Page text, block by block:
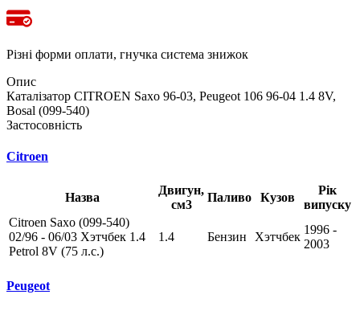
Різні форми оплати, гнучка система знижок
Опис
Каталізатор CITROEN Saxo 96-03, Peugeot 106 96-04 1.4 8V,
Bosal (099-540)
Застосовність
Citroen
Назва
Двигун,
см3
Паливо Кузов
Рік
випуску
Citroen Saxo (099-540)
02/96 - 06/03 Хэтчбек 1.4
Petrol 8V (75 л.с.)
1.4 Бензин Хэтчбек
1996 -
2003
Peugeot